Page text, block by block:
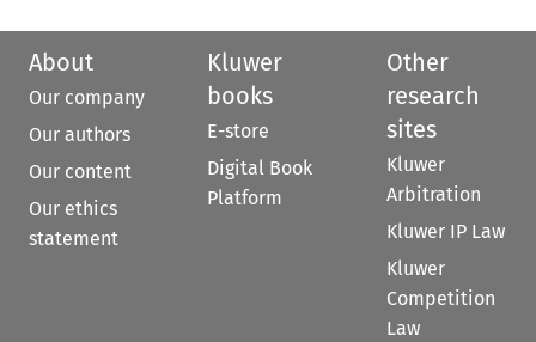
About
Our company
Our authors
Our content
Our ethics
statement
Kluwer
books
E-store
Digital Book
Platform
Other
research
sites
Kluwer
Arbitration
Kluwer IP Law
Kluwer
Competition
Law